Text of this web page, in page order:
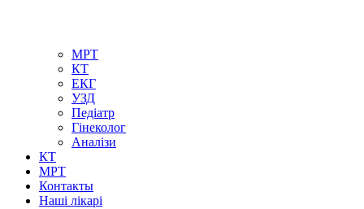
МРТ
КТ
ЕКГ
УЗД
Педіатр
Гінеколог
Аналізи
КТ
МРТ
Контакты
Наші лікарі